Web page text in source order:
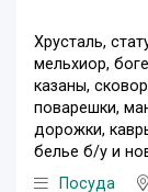
Хрусталь,
мельхиор,
казаны,
поварешки,
дорожки,
белье б/у и
Посуда